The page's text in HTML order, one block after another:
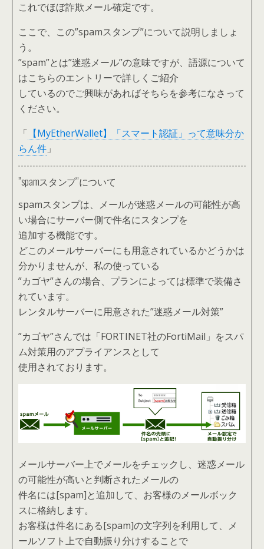
これでほぼ詐欺メール確定です。
ここで、この”spamスタンプ”について説明しましょ
う。
”spam”とは”迷惑メール”の意味ですが、語源について
はこちらのエントリーで詳しくご紹介
しているのでご興味があればそちらを参考になさって
ください。
「 【MyEtherWallet】「スマート認証」って意味分か
らん件 」
”spamスタンプ”について
spamスタンプは、メールが迷惑メールの可能性が高
い場合にサーバー側で件名にスタンプを
追加する機能です。
どこのメールサーバーにも用意されているかどうかは
分かりませんが、私の使っている
”カゴヤ”さんの場合、プランによっては標準で装備さ
れています。
レンタルサーバーに用意された”迷惑メール対策”
”カゴヤ”さんでは「FORTINET社のFortiMail」をスパ
ム対策用のアプライアンスとして
使用されております。
メールサーバー上でメールをチェックし、迷惑メール
の可能性が高いと判断されたメールの
件名には[spam]と追加して、お客様のメールボック
スに格納します。
お客様は件名にある[spam]の文字列を利用して、メ
ールソフト上で自動振り分けすることで